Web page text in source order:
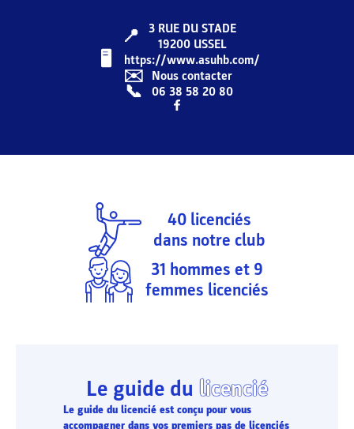
📍
3 RUE DU STADE
19200 USSEL
🖥️️️ https://www.asuhb.com/
✉️ Nous contacter
📞 06 38 58 20 80
40 licenciés
dans notre club
31 hommes et 9
femmes licenciés
Le guide du licencié
Le guide du licencié est conçu pour vous
accompagner dans vos premiers pas de licenciés